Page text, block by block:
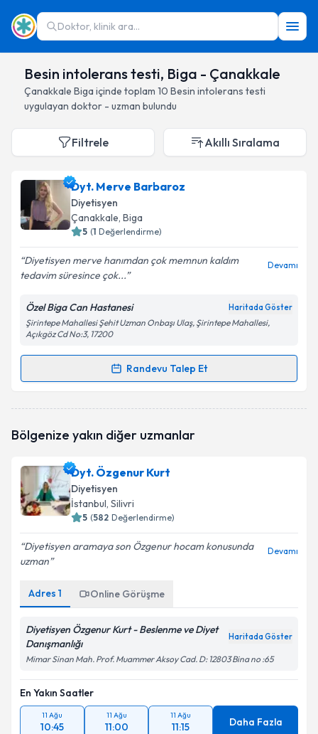
Doktor, klinik ara...
Besin intolerans testi, Biga - Çanakkale
Çanakkale Biga içinde toplam 10 Besin intolerans testi
uygulayan doktor - uzman bulundu
Filtrele Akıllı Sıralama
Dyt. Merve Barbaroz
Diyetisyen
Çanakkale, Biga
5 (1 Değerlendirme)
Diyetisyen merve hanımdan çok memnun kaldım
tedavim süresince çok...
Devamı
Özel Biga Can Hastanesi Haritada Göster
Şirintepe Mahallesi Şehit Uzman Onbaşı Ulaş, Şirintepe Mahallesi,
Açıkgöz Cd No:3, 17200
Randevu Talep Et
Randevu Takvimi Talebi
oluşturun. Size bu uzmandan randevu almanız için bir
E-posta Adresiniz
Kişisel verilerimin işlenmesine ilişkinAydınlatma
Takvim Talebini Gönder
Bölgenize yakın diğer uzmanlar
Dyt. Özgenur Kurt
Diyetisyen
İstanbul, Silivri
5 (582 Değerlendirme)
Diyetisyen aramaya son Özgenur hocam konusunda
uzman
Devamı
Adres 1 Online Görüşme
Diyetisyen Özgenur Kurt - Beslenme ve Diyet
Danışmanlığı
Haritada Göster
Mimar Sinan Mah. Prof. Muammer Aksoy Cad. D: 12803 Bina no :65
En Yakın Saatler
11 Ağu
10:45
11 Ağu
11:00
11 Ağu
11:15 Daha Fazla